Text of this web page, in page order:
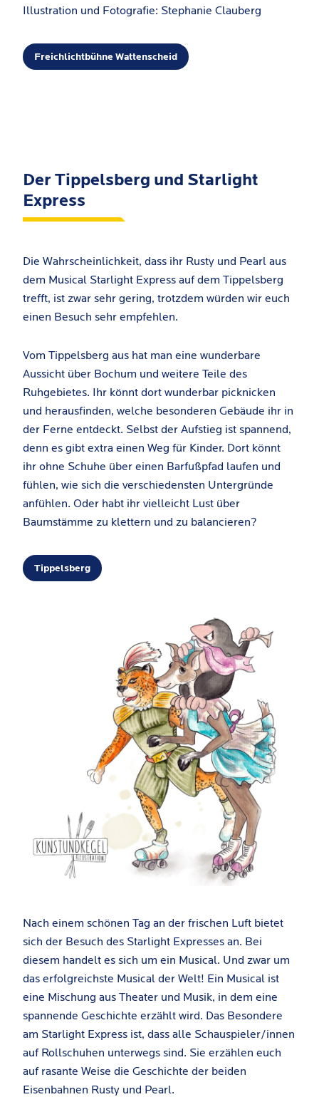
Illustration und Fotografie: Stephanie Clauberg
Freichlichtbühne Wattenscheid
Der Tippelsberg und Starlight
Express
Die Wahrscheinlichkeit, dass ihr Rusty und Pearl aus
dem Musical Starlight Express auf dem Tippelsberg
trefft, ist zwar sehr gering, trotzdem würden wir euch
einen Besuch sehr empfehlen.
Vom Tippelsberg aus hat man eine wunderbare
Aussicht über Bochum und weitere Teile des
Ruhgebietes. Ihr könnt dort wunderbar picknicken
und herausfinden, welche besonderen Gebäude ihr in
der Ferne entdeckt. Selbst der Aufstieg ist spannend,
denn es gibt extra einen Weg für Kinder. Dort könnt
ihr ohne Schuhe über einen Barfußpfad laufen und
fühlen, wie sich die verschiedensten Untergründe
anfühlen. Oder habt ihr vielleicht Lust über
Baumstämme zu klettern und zu balancieren?
Tippelsberg
Nach einem schönen Tag an der frischen Luft bietet
sich der Besuch des Starlight Expresses an. Bei
diesem handelt es sich um ein Musical. Und zwar um
das erfolgreichste Musical der Welt! Ein Musical ist
eine Mischung aus Theater und Musik, in dem eine
spannende Geschichte erzählt wird. Das Besondere
am Starlight Express ist, dass alle Schauspieler/innen
auf Rollschuhen unterwegs sind. Sie erzählen euch
auf rasante Weise die Geschichte der beiden
Eisenbahnen Rusty und Pearl.